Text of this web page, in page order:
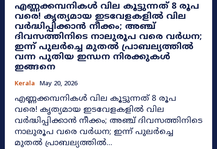
എണ്ണക്കമ്പനികൾ വില കൂട്ടുന്നത് 8 രൂപ
വരെ! കൃത്യമായ ഇടവേളകളിൽ വില
വർദ്ധിപ്പിക്കാൻ നീക്കം; അഞ്ച്
ദിവസത്തിനിടെ നാലുരൂപ വരെ വർധന;
ഇന്ന് പുലർച്ചെ മുതൽ പ്രാബല്യത്തിൽ
വന്ന പുതിയ ഇന്ധന നിരക്കുകൾ
ഇങ്ങനെ
Kerala May 20, 2026
എണ്ണക്കമ്പനികൾ വില കൂട്ടുന്നത് 8 രൂപ
വരെ! കൃത്യമായ ഇടവേളകളിൽ വില
വർദ്ധിപ്പിക്കാൻ നീക്കം; അഞ്ച് ദിവസത്തിനിടെ
നാലുരൂപ വരെ വർധന; ഇന്ന് പുലർച്ചെ
മുതൽ പ്രാബല്യത്തിൽ...